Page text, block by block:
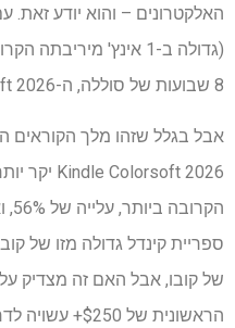
8 שבועות של סוללה, ה-Kindle Colorsoft 2026 כאן כדי להישאר.
אבל בגלל שזהו מלך הקוראים
הראשונית של $250+ עשויה לדחות את העולים החדשים.